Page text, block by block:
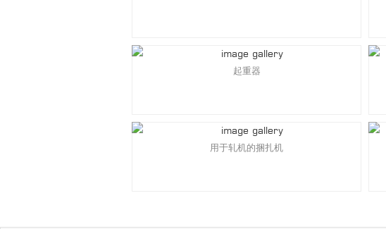
起重器
用于轧机的捆扎机